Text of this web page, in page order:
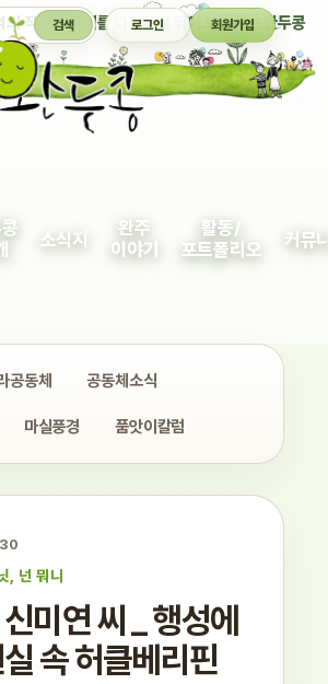
의 작은 이야기를 다정하게 엮어 보여주는 완두콩
검색 로그인 회원가입
소식지
완주
이야기
활동/
포트폴리오
커뮤
공동체 공동체소식
마실풍경 품앗이칼럼
, 넌 뭐니
미연 씨 _ 행성에
속 허클베리핀